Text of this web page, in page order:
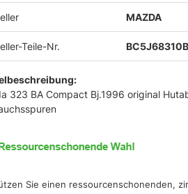
MAZDA
Teile-Nr.
323 BA Compact Bj.1996 original
Sie einen ressourcenschonenden,